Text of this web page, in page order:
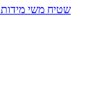
שטיח משי מידות 370X270